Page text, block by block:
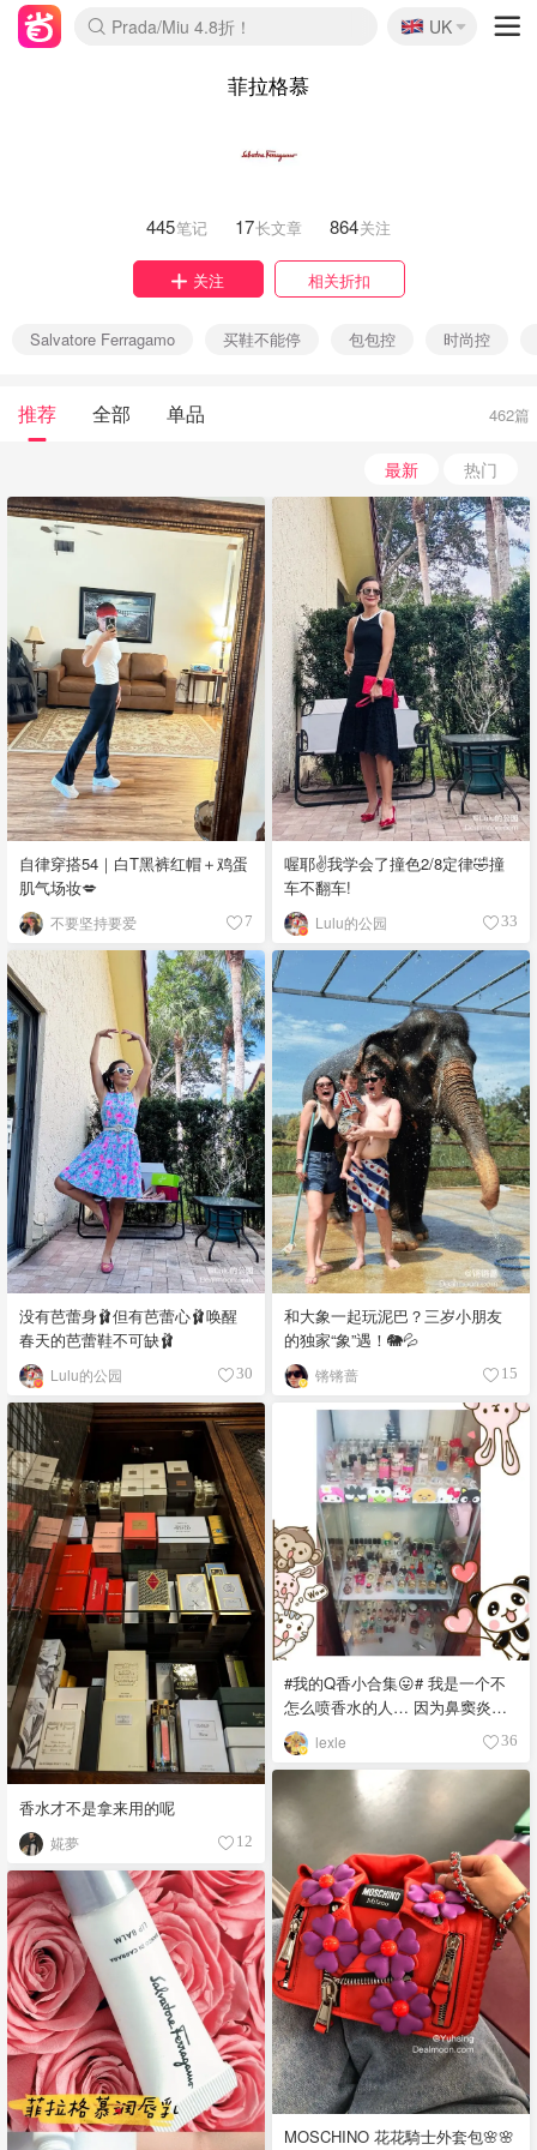
Prada/Miu 4.8折！
🇬🇧
UK
菲拉格慕
445笔记 17长文章 864关注
关注 相关折扣
Salvatore Ferragamo 买鞋不能停 包包控 时尚控
推荐 全部 单品 462篇
最新 热门
自律穿搭54｜白T黑裤红帽＋鸡蛋
肌气场妆💋
不要坚持要爱 7
喔耶✌我学会了撞色2/8定律🤣撞
车不翻车!
Lulu的公园 33
没有芭蕾身🩰但有芭蕾心🩰唤醒
春天的芭蕾鞋不可缺🩰
Lulu的公园 30
和大象一起玩泥巴？三岁小朋友
的独家“象”遇！🐘💦
锵锵蔷 15
香水才不是拿来用的呢
婲夢 12
#我的Q香小合集😛# 我是一个不
怎么喷香水的人… 因为鼻窦炎😩
😩 但是小小的Q实在太好看 于
是…… ⬇️⬇️⬇️⬇️⬇️ 真的是深坑… 慎
入 🙈🙈🙈🙈🙈
lexle 36
MOSCHINO 花花騎士外套包🌸🌸